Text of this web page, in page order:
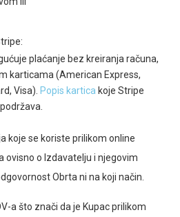
plaćanje bez kreiranja računa,
karticama (American Express,
Visa). Popis kartica koje Stripe
koje se koriste prilikom online
ovisno o Izdavatelju i njegovim
Obrta ni na koji način.
a što znači da je Kupac prilikom